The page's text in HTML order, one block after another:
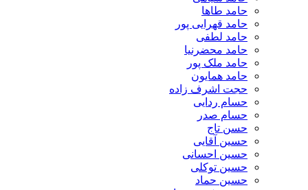
حامد طاها
حامد قهرایی پور
حامد لطفی
حامد محضرنیا
حامد ملک پور
حامد همایون
حجت اشرف زاده
حسام ردایی
حسام صدر
حسن تاج
حسین آقایی
حسین احسانی
حسین توکلی
حسین حماد